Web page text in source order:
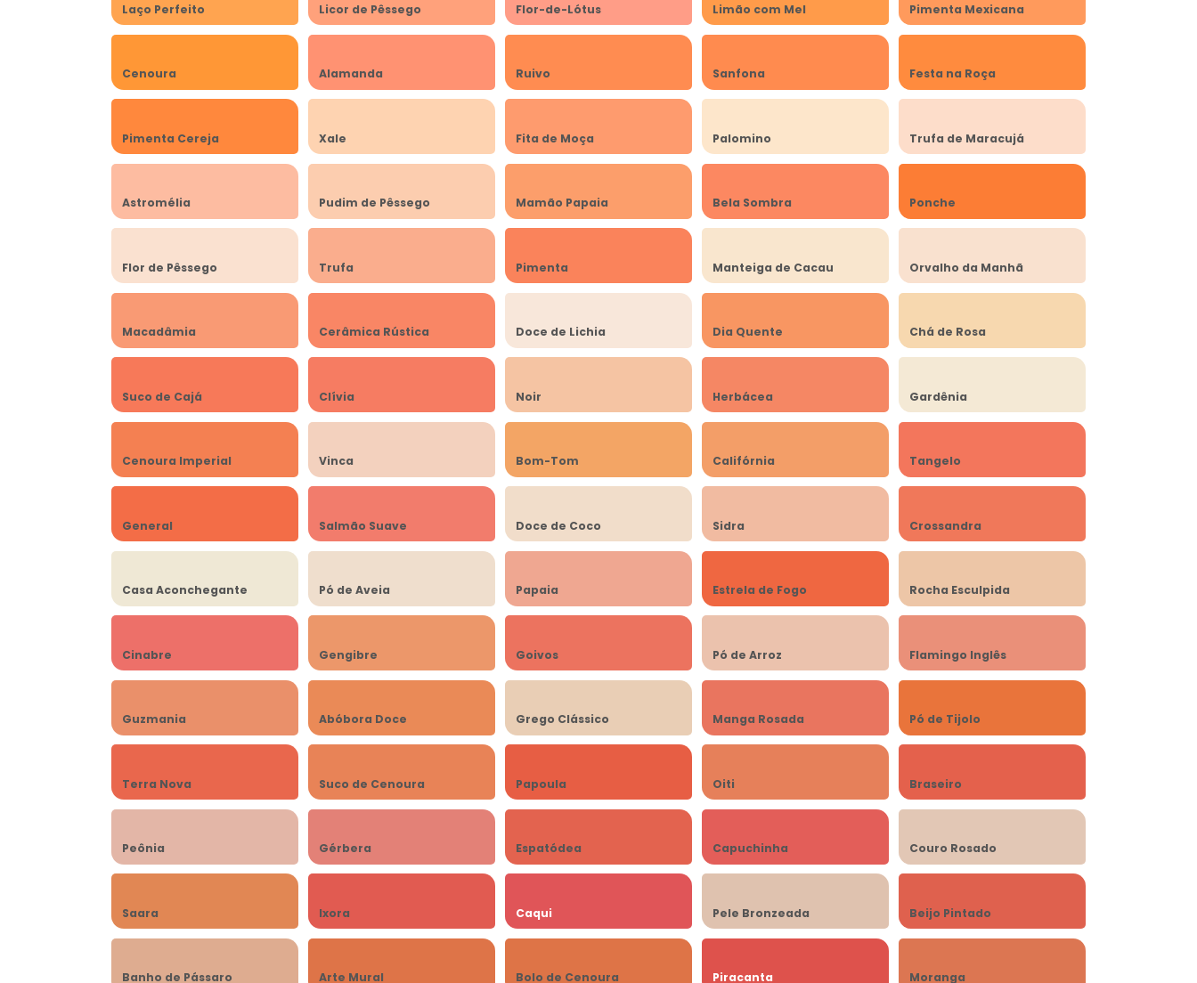
Laço Perfeito Licor de Pêssego Flor-de-Lótus Limão com Mel Pimenta Mexicana
Cenoura Alamanda Ruivo Sanfona Festa na Roça
Pimenta Cereja Xale Fita de Moça Palomino Trufa de Maracujá
Astromélia Pudim de Pêssego Mamão Papaia Bela Sombra Ponche
Flor de Pêssego Trufa Pimenta Manteiga de Cacau Orvalho da Manhã
Macadâmia Cerâmica Rústica Doce de Lichia Dia Quente Chá de Rosa
Suco de Cajá Clívia Noir Herbácea Gardênia
Cenoura Imperial Vinca Bom-Tom Califórnia Tangelo
General Salmão Suave Doce de Coco Sidra Crossandra
Casa Aconchegante Pó de Aveia Papaia Estrela de Fogo Rocha Esculpida
Cinabre Gengibre Goivos Pó de Arroz Flamingo Inglês
Guzmania Abóbora Doce Grego Clássico Manga Rosada Pó de Tijolo
Terra Nova Suco de Cenoura Papoula Oiti Braseiro
Peônia Gérbera Espatódea Capuchinha Couro Rosado
Saara Ixora Caqui Pele Bronzeada Beijo Pintado
Banho de Pássaro Arte Mural Bolo de Cenoura Piracanta Moranga